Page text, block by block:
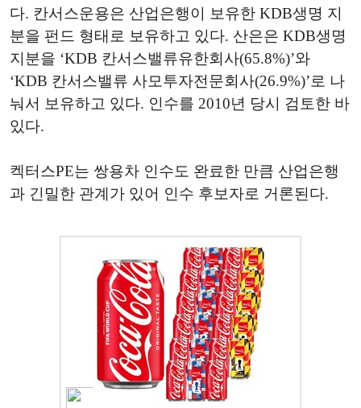
다. 칸서스운용은 산업은행이 보유한 KDB생명 지
분을 펀드 형태로 보유하고 있다. 산은은 KDB생명
지분을 ‘KDB 칸서스밸류유한회사(65.8%)’와
‘KDB 칸서스밸류 사모투자전문회사(26.9%)’로 나
눠서 보유하고 있다. 인수를 2010년 당시 검토한 바
있다.
켁터스PE는 쌍용차 인수도 완료한 만큼 산업은행
과 긴밀한 관계가 있어 인수 후보자로 거론된다.